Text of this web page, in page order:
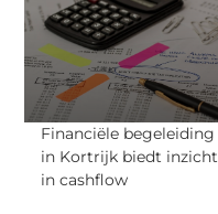
Financiële begeleiding
in Kortrijk biedt inzicht
in cashflow